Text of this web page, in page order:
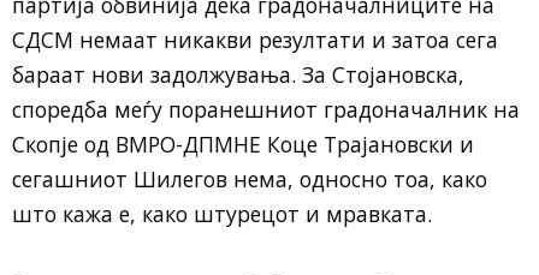
СДСМ немаат никакви резултати и затоа сега
бараат нови задолжувања. За Стојановска,
споредба меѓу поранешниот градоначалник на
Скопје од ВМРО-ДПМНЕ Коце Трајановски и
сегашниот Шилегов нема, односно тоа, како
што кажа е, како штурецот и мравката.